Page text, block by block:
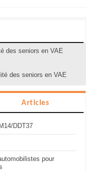
des seniors en VAE
des seniors en VAE
Articles
DDT37
pour